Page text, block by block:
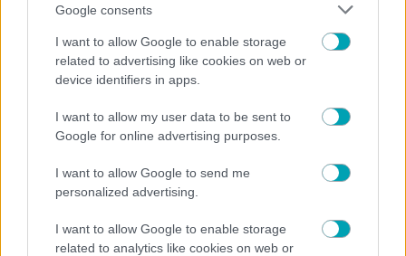
Google consents
I want to allow Google to enable storage
related to advertising like cookies on web or
device identifiers in apps.
I want to allow my user data to be sent to
Google for online advertising purposes.
I want to allow Google to send me
personalized advertising.
I want to allow Google to enable storage
related to analytics like cookies on web or
Σύρος: Πανικός με τους γονείς της Βάγγης και τη
παρασκήνιο